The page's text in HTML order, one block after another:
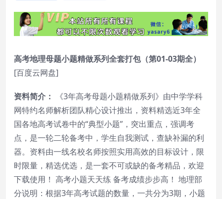
高考地理母题小题精做系列全套打包（第01-03期全）
[百度云网盘]
资料简介：
《3年高考母题小题精做系列》由中学学科
网特约名师解析团队精心设计推出，资料精选近3年全
国各地高考试卷中的“典型小题”，突出重点，强调考
点，是一轮二轮备考中，学生自我测试，查缺补漏的利
器。资料由一线名校名师按照实用高效的目标设计，限
时限量，精选优选，是一套不可或缺的备考精品，欢迎
下载使用！ 高考小题天天练 备考成绩步步高！ 地理部
分说明：根据3年高考试题的数量，一共分为3期，小题